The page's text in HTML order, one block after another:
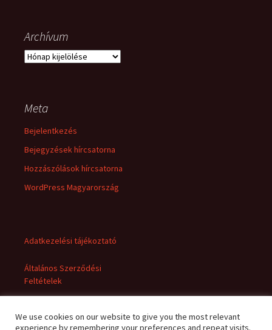
Archívum
Archívum
Meta
Bejelentkezés
Bejegyzések hírcsatorna
Hozzászólások hírcsatorna
WordPress Magyarország
Adatkezelési tájékoztató
Általános Szerződési
Feltételek
We use cookies on our website to give you the most relevant
experience by remembering your preferences and repeat visits.